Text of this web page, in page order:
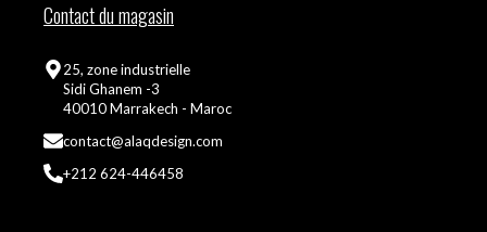
Contact du magasin
25, zone industrielle
Sidi Ghanem -3
40010 Marrakech - Maroc
contact@alaqdesign.com
+212 624-446458